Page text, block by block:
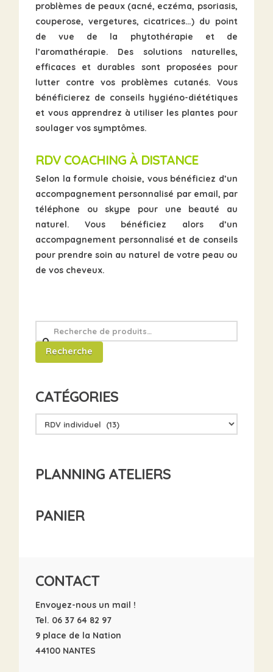
problèmes de peaux (acné, eczéma, psoriasis,
couperose, vergetures, cicatrices…) du point
de vue de la phytothérapie et de
l’aromathérapie. Des solutions naturelles,
efficaces et durables sont proposées pour
lutter contre vos problèmes cutanés. Vous
bénéficierez de conseils hygiéno-diététiques
et vous apprendrez à utiliser les plantes pour
soulager vos symptômes.
RDV COACHING À DISTANCE
Selon la formule choisie, vous bénéficiez d’un
accompagnement personnalisé par email, par
téléphone ou skype pour une beauté au
naturel. Vous bénéficiez alors d’un
accompagnement personnalisé et de conseils
pour prendre soin au naturel de votre peau ou
de vos cheveux.
Recherche
pour
Recherche
CATÉGORIES
PLANNING ATELIERS
PANIER
CONTACT
Envoyez-nous un mail !
Tel. 06 37 64 82 97
9 place de la Nation
44100 NANTES